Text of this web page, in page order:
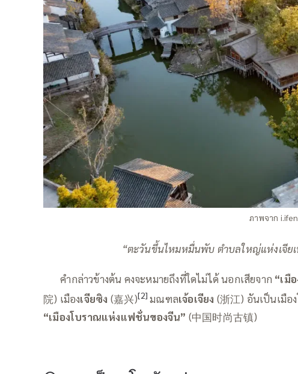
ภาพจาก
“ตะวันขึ้นไหมหมื่นพับ ตำบลใหญ่แห่งเจีย
——คำกล่าวข้างต้น คงจะหมายถึงที่ใดไม่ได้ นอกเสียจาก “เมื
院) เมืองเจียซิง (嘉兴)[2] มณฑลเจ้อเจียง (浙江) อันเป็นเมื
“เมืองโบราณแห่งแฟชั่นของจีน” (中国时尚古镇)